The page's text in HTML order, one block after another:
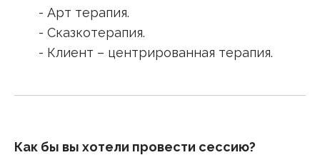
- Арт терапия.
- Сказкотерапия.
- Клиент – центрированная терапия.
Как бы вы хотели провести сессию?